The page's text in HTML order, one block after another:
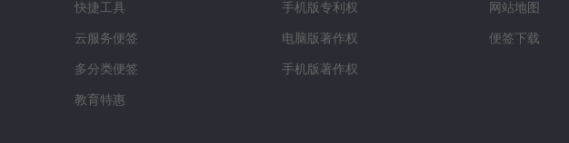
快捷工具
云服务便签
多分类便签
教育特惠
手机版专利权
电脑版著作权
手机版著作权
网站地图
便签下载